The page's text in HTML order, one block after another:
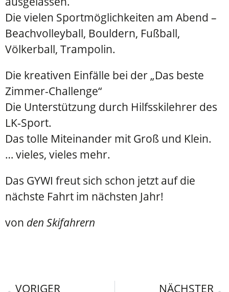
Die vielen Sportmöglichkeiten am Abend –
Beachvolleyball, Bouldern, Fußball,
Völkerball, Trampolin.
Die kreativen Einfälle bei der „Das beste
Zimmer-Challenge“
Die Unterstützung durch Hilfsskilehrer des
LK-Sport.
Das tolle Miteinander mit Groß und Klein.
… vieles, vieles mehr.
Das GYWI freut sich schon jetzt auf die
nächste Fahrt im nächsten Jahr!
von den Skifahrern
VORIGER
NÄCHSTER